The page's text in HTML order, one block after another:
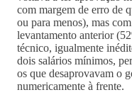
com margem de erro de
ou para menos), mas
levantamento anterior
técnico, igualmente
dois salários mínimos,
os que desaprovavam o
numericamente à frente.